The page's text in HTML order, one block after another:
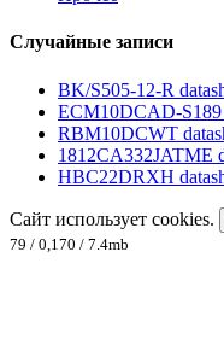
Случайные записи
BK/S505-12-R
ECM10DCAD-S189
RBM10DCWT
1812CA332JATME
HBC22DRXH
Сайт использует cookies.
79 / 0,170 / 7.4mb